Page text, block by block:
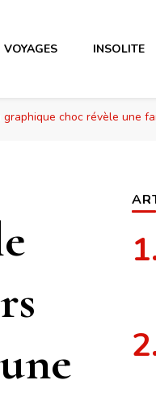
VOYAGES INSOLITE
choc révèle une